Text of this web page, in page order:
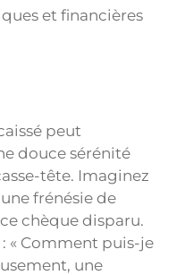
et financières
peut
douce sérénité
tête. Imaginez
frénésie de
chèque disparu.
« Comment puis-je
une